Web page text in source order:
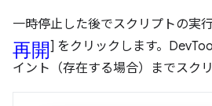
一時停止した後でスクリプトの実
再開] をクリックします。
イント（存在する場合）までスク